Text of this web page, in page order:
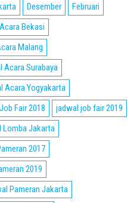
Desember
Februari
Bekasi
Malang
Acara Surabaya
Acara Yogyakarta
Fair 2018
jadwal job fair 2019
Lomba Jakarta
2017
2019
Pameran Jakarta